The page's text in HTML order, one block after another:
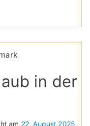
in der
am 22. August 2025